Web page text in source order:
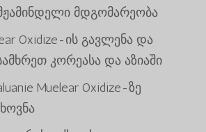
მდგომარეობა
Oxidize-ის გავლენა და
კორეასა და აზიაში
Muelear Oxidize-ზე